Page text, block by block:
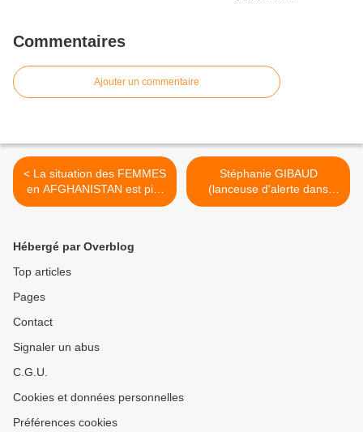
Commentaires
Ajouter un commentaire
< La situation des FEMMES
en AFGHANISTAN est pire
que sous les TALIBANS
Stéphanie GIBAUD
(lanceuse d'alerte dans
l'affaire UBS) : «Les
Hébergé par Overblog
Top articles
Pages
Contact
Signaler un abus
C.G.U.
Cookies et données personnelles
Préférences cookies